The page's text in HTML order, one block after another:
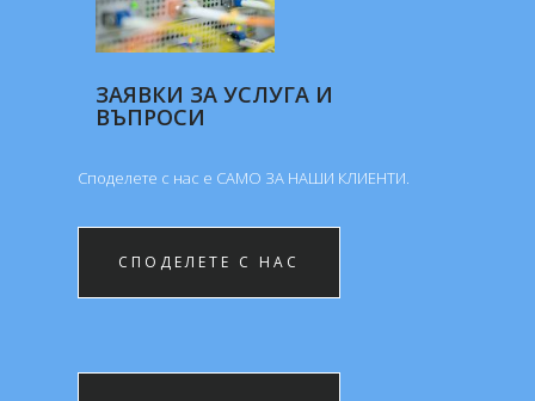
ЗАЯВКИ ЗА УСЛУГА И
ВЪПРОСИ
Споделете с нас е САМО ЗА НАШИ КЛИЕНTИ.
СПОДЕЛЕТЕ С НАС